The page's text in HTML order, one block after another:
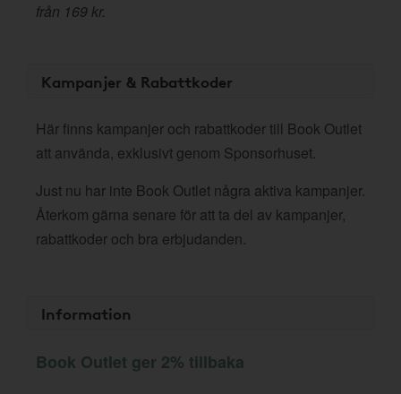
från 169 kr.
Kampanjer & Rabattkoder
Här finns kampanjer och rabattkoder till Book Outlet
att använda, exklusivt genom Sponsorhuset.
Just nu har inte Book Outlet några aktiva kampanjer.
Återkom gärna senare för att ta del av kampanjer,
rabattkoder och bra erbjudanden.
Information
Book Outlet ger 2% tillbaka